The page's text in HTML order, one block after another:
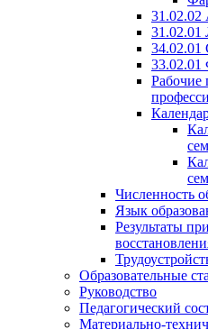
Рабочие
Численность
Язык
Результаты
Образовательные
Руководство
Педагогический
Материально-